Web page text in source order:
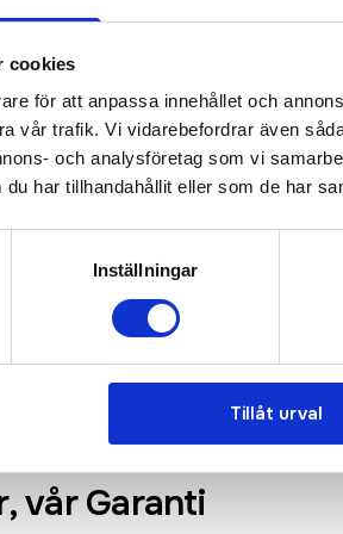
cookies
för att anpassa innehållet och
vår trafik. Vi vidarebefordrar även
och analysföretag som vi
har tillhandahållit eller som de har
Inställningar
Tillåt urval
från första frågan
redo att delas ut!
BESTÄLLNING!
En
Vi
för
vår Garanti